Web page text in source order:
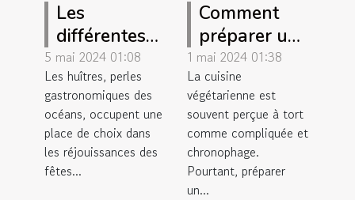
Les
différentes
méthodes de
préparation
des huîtres
pour les
fêtes de fin
d'année
5 mai 2024 01:08
Les huîtres, perles
gastronomiques des
océans, occupent une
place de choix dans
les réjouissances des
fêtes...
Comment
préparer un
plat
végétarien
complet en
moins de 30
minutes
1 mai 2024 01:38
La cuisine
végétarienne est
souvent perçue à tort
comme compliquée et
chronophage.
Pourtant, préparer
un...